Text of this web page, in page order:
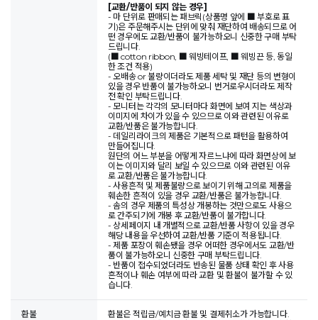
[교환/반품이 되지 않는 경우]
- 마 단위로 판매되는 패브릭(상품명 앞에 ■ 부호로 표
기)은 주문해주시는 단위에 맞춰 재단하여 배송되므로 어
떤 경우에도 교환/반품이 불가능하오니 신중한 구매 부탁
드립니다.
(■ cotton ribbon, ■ 웨빙테이프, ■ 웨빙끈 등, 동일
한 조건 적용)
- 오배송 or 불량이더라도 제품 세탁 및 재단 등의 변형이
있을 경우 반품이 불가능하오니 번거로우시더라도 제작
전 확인 부탁드립니다.
- 모니터는 각각의 모니터마다 화면에 보여 지는 색상과
이미지에 차이가 있을 수 있으므로 이와 관련된 이유로
교환/반품은 불가능합니다.
- 데일리라이크의 제품은 기본적으로 패턴을 활용하여
만들어집니다.
원단의 어느 부분을 어떻게 자르느냐에 따라 화면상에 보
이는 이미지와 달리 보일 수 있으므로 이와 관련된 이유
로 교환/반품은 불가능합니다.
- 사용흔적 및 제품불량으로 보이기 위해 고의로 제품을
훼손한 흔적이 있을 경우 교환/반품은 불가능합니다.
- 솜의 경우 제품의 특성상 개봉하는 것만으로도 사용으
로 간주되기에 개봉 후 교환/반품이 불가합니다.
- 상세페이지 내 개별적으로 교환/반품 사항이 있을 경우
해당 내용을 우선하여 교환/반품 기준이 적용됩니다.
- 제품 포장이 훼손됐을 경우 어떠한 경우에서도 교환/반
품이 불가능하오니 신중한 구매 부탁드립니다.
- 반품이 접수되었더라도 반송된 물품 상태 확인 후 사용
흔적이나 훼손 여부에 따라 교환 및 환불이 불가할 수 있
습니다.
환불
환불은 적립금/예치금 환불 및 결제취소가 가능합니다.